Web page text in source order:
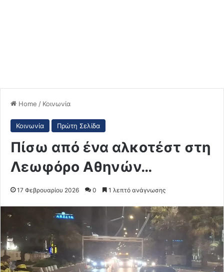
Home / Κοινωνία
Κοινωνία Πρώτη Σελίδα
Πίσω από ένα αλκοτέστ στη
Λεωφόρο Αθηνών…
17 Φεβρουαρίου 2026 0 1 λεπτό ανάγνωσης